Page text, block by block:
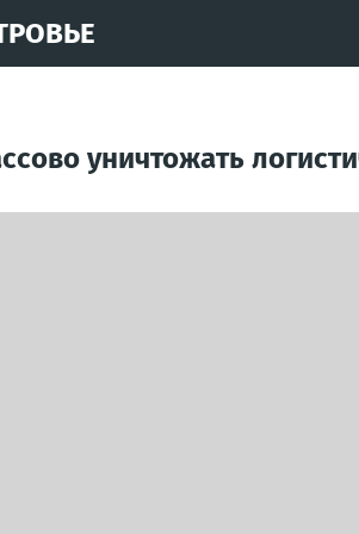
уничтожать